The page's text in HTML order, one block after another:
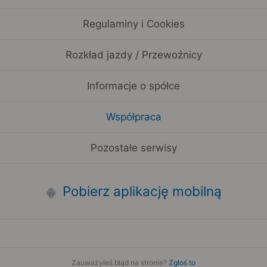
Regulaminy i Cookies
Rozkład jazdy / Przewoźnicy
Informacje o spółce
Współpraca
Pozostałe serwisy
Pobierz aplikację mobilną
Zauważyłeś błąd na stronie? Zgłoś to